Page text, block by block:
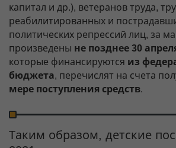
капитал и др.), ветеранов труда,
реабилитированных и
политических репрессий лиц, за
произведены не позднее 30
которые финансируются из
бюджета, перечислят на счета
мере поступления средств.
Таким образом, детские